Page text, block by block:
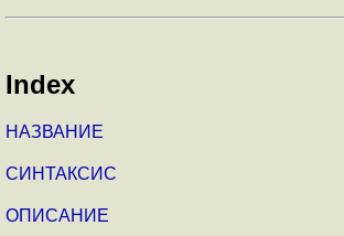
Index
НАЗВАНИЕ
СИНТАКСИС
ОПИСАНИЕ